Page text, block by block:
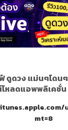
ดูดวง แม่นๆโด
โหลดแอพพลิเคชั่น
mt=8